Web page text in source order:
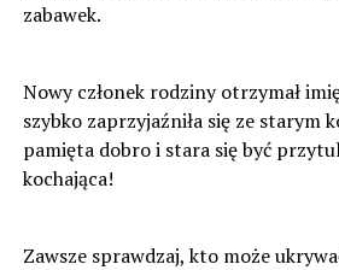
zabawek.
Nowy członek rodziny otrzymał
szybko zaprzyjaźniła się ze starym
pamięta dobro i stara się być
kochająca!
Zawsze sprawdzaj, kto może